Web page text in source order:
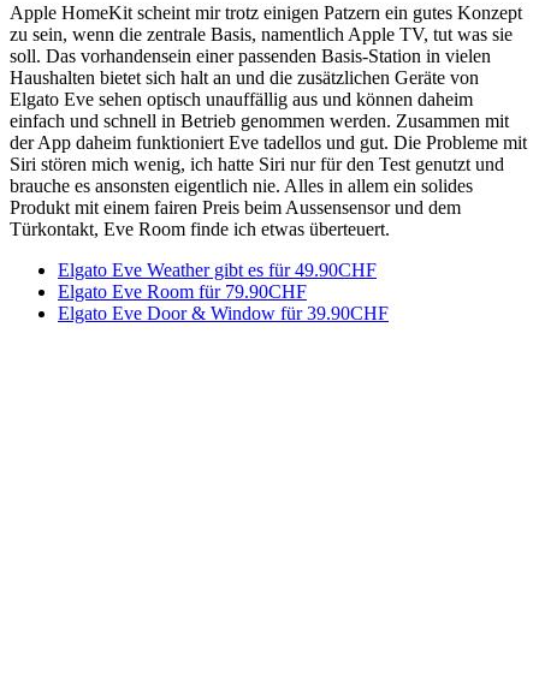
Apple HomeKit scheint mir trotz einigen Patzern ein gutes Konzept
zu sein, wenn die zentrale Basis, namentlich Apple TV, tut was sie
soll. Das vorhandensein einer passenden Basis-Station in vielen
Haushalten bietet sich halt an und die zusätzlichen Geräte von
Elgato Eve sehen optisch unauffällig aus und können daheim
einfach und schnell in Betrieb genommen werden. Zusammen mit
der App daheim funktioniert Eve tadellos und gut. Die Probleme mit
Siri stören mich wenig, ich hatte Siri nur für den Test genutzt und
brauche es ansonsten eigentlich nie. Alles in allem ein solides
Produkt mit einem fairen Preis beim Aussensensor und dem
Türkontakt, Eve Room finde ich etwas überteuert.
Elgato Eve Weather gibt es für 49.90CHF
Elgato Eve Room für 79.90CHF
Elgato Eve Door & Window für 39.90CHF